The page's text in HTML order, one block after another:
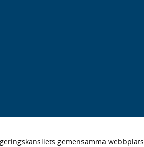
gemensamma webbplats.